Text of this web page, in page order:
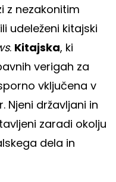
z nezakonitim
udeleženi kitajski
. Kitajska, ki
verigah za
vključena v
Njeni državljani in
zaradi okolju
dela in